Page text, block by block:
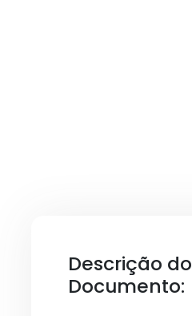
Descrição do
Documento: